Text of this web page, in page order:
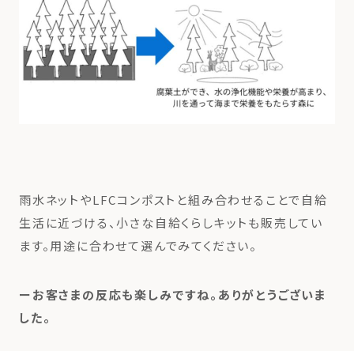
雨水ネットやLFCコンポストと組み合わせることで自給
生活に近づける、小さな自給くらしキットも販売してい
ます。用途に合わせて選んでみてください。
ーお客さまの反応も楽しみですね。ありがとうございま
した。